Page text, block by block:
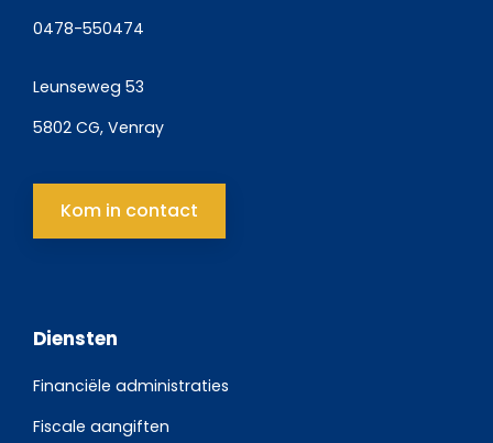
0478-550474
Leunseweg 53
5802 CG, Venray
Kom in contact
Diensten
Financiële administraties
Fiscale aangiften